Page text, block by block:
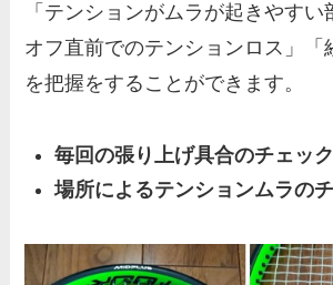
「テンションがムラが起きやすい
オフ直前でのテンションロス」「
を把握をすることができます。
毎回の張り上げ具合のチェック
場所によるテンションムラの